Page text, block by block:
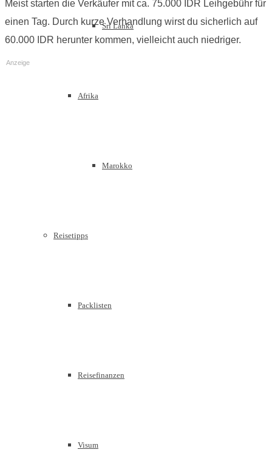
Sri Lanka
Afrika
Marokko
Reisetipps
Packlisten
Reisefinanzen
Visum
Meist starten die Verkäufer mit ca. 75.000 IDR Leihgebühr für
einen Tag. Durch kurze Verhandlung wirst du sicherlich auf
60.000 IDR herunter kommen, vielleicht auch niedriger.
Anzeige